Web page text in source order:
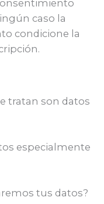
caso la
condicione la
tratan son datos
especialmente
tus datos?